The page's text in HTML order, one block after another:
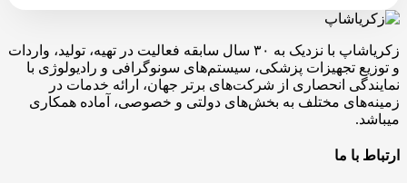
زکریاشاپ با نزدیک به ۳۰ سال سابقه فعالیت در تهیه، تولید، واردات
و توزیع تجهیزات پزشکی، سیستم‌های سونوگرافی و رادیولوژی با
نمایندگی انحصاری از شرکت‌های برتر جهان، ارائه خدمات در
زمینه‌های مختلف به بخش‌های دولتی و خصوصی، آماده همکاری
میباشد.
ارتباط با ما